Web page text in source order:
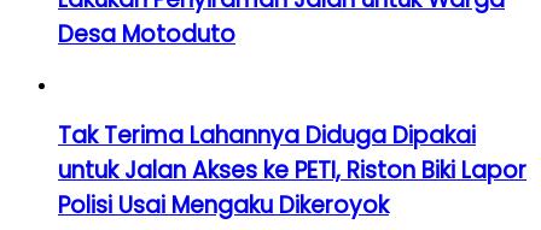
Desa Motoduto
Tak Terima Lahannya Diduga Dipakai
untuk Jalan Akses ke PETI, Riston Biki Lapor
Polisi Usai Mengaku Dikeroyok